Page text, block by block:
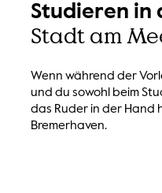
Studieren in
Stadt am
Wenn während der
und du sowohl beim
das Ruder in der Hand
Bremerhaven.